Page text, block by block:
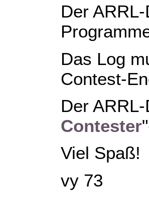
Der
Das Log
Contest-
Der
Contester
Viel Spaß!
vy 73